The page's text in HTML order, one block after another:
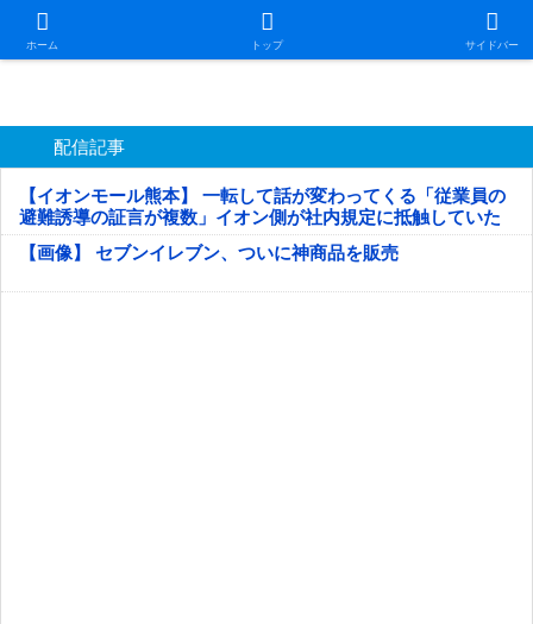
ホーム トップ サイドバー
日本第一！ニュース録
配信記事
【イオンモール熊本】 一転して話が変わってくる「従業員の
避難誘導の証言が複数」イオン側が社内規定に抵触していた
疑い
【画像】 セブンイレブン、ついに神商品を販売